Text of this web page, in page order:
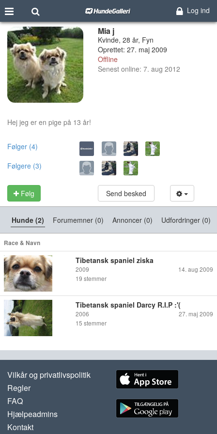
Log ind
Mia j
Kvinde, 28 år, Fyn
Oprettet: 27. maj 2009
Offline
Senest online: 7. aug 2012
Hej jeg er en pige på 13 år!
Følger (4)
Følgere (3)
Følg Send besked
Hunde (2) Forumemner (0) Annoncer (0) Udfordringer (0)
Race & Navn
Tibetansk spaniel ziska
2009
14. aug 2009
19 stemmer
Tibetansk spaniel Darcy R.I.P :'(
2006
27. maj 2009
15 stemmer
Vilkår og privatlivspolitik
Regler
FAQ
Hjælpeadmins
Kontakt